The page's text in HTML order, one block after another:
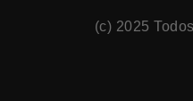
(c) 2025